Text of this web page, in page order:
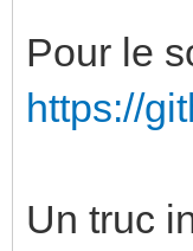
Pour le
https://
Un truc